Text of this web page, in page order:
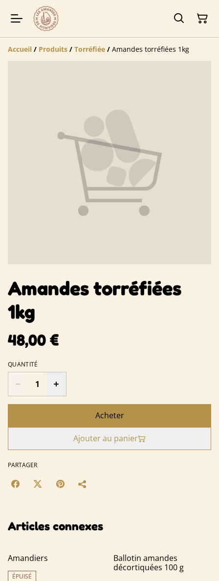
Accueil / Produits / Torréfiée / Amandes torréfiées 1kg
Amandes torréfiées
1kg
48,00 €
QUANTITÉ
Acheter
Ajouter au panier
PARTAGER
Articles connexes
Amandiers
ÉPUISÉ
Ballotin amandes
décortiquées 100 g